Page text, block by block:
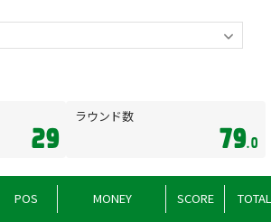
29
ラウンド数
79.0
POS MONEY SCORE TOTAL